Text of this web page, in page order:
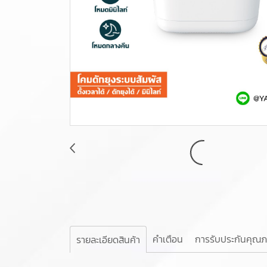
รายละเอียดสินค้า คำเตือน การรับประกันคุณ